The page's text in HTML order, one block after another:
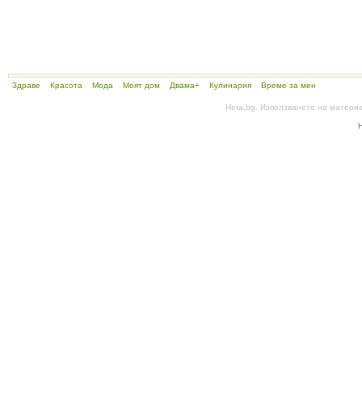
Здраве Красота Мода Моят дом Двама+ Кулинария Време за мен
Hera.bg. Използването на